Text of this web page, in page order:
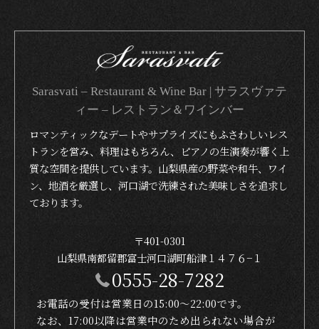
Sarasvati – Restaurant & Wine Bar | サラスヴァテ
ィー – レストラン＆ワインバー
ロマンティックなデートやサプライズにもふさわしいレス
トランを営み、料理はもちろん、ピアノの生演奏が響く上
質な空間を提供しています。山梨県産の野菜や和牛、ワイ
ン、地酒を厳選し、河口湖で洗練された美味しさを追求し
ております。
〒401-0301
山梨県南都留郡富士河口湖町船津１４７６−１
0555-28-7282
お電話の受付は営業日の15:00〜22:00です。
なお、17:00以降は営業中のため出られない場合が